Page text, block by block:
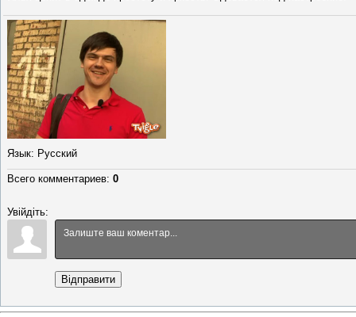
Язык: Русский
Всего комментариев: 0
Увійдіть:
Відправити